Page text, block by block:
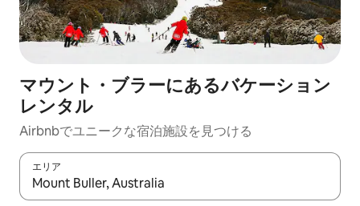
マウント・ブラーにあるバケーション
レンタル
Airbnbでユニークな宿泊施設を見つける
エリア
検索結果が表示されたら、上下の矢印キーを使って移動するか